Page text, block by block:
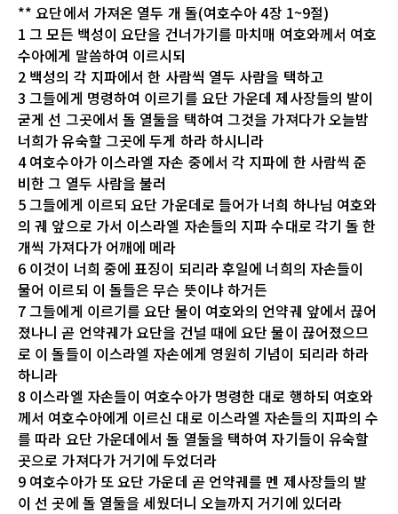
** 요단에서 가져온 열두 개 돌(여호수아 4장 1~9절)
1 그 모든 백성이 요단을 건너가기를 마치매 여호와께서 여호
수아에게 말씀하여 이르시되
2 백성의 각 지파에서 한 사람씩 열두 사람을 택하고
3 그들에게 명령하여 이르기를 요단 가운데 제사장들의 발이
굳게 선 그곳에서 돌 열둘을 택하여 그것을 가져다가 오늘밤
너희가 유숙할 그곳에 두게 하라 하시니라
4 여호수아가 이스라엘 자손 중에서 각 지파에 한 사람씩 준
비한 그 열두 사람을 불러
5 그들에게 이르되 요단 가운데로 들어가 너희 하나님 여호와
의 궤 앞으로 가서 이스라엘 자손들의 지파 수대로 각기 돌 한
개씩 가져다가 어깨에 메라
6 이것이 너희 중에 표징이 되리라 후일에 너희의 자손들이
물어 이르되 이 돌들은 무슨 뜻이냐 하거든
7 그들에게 이르기를 요단 물이 여호와의 언약궤 앞에서 끊어
졌나니 곧 언약궤가 요단을 건널 때에 요단 물이 끊어졌으므
로 이 돌들이 이스라엘 자손에게 영원히 기념이 되리라 하라
하니라
8 이스라엘 자손들이 여호수아가 명령한 대로 행하되 여호와
께서 여호수아에게 이르신 대로 이스라엘 자손들의 지파의 수
를 따라 요단 가운데에서 돌 열둘을 택하여 자기들이 유숙할
곳으로 가져다가 거기에 두었더라
9 여호수아가 또 요단 가운데 곧 언약궤를 멘 제사장들의 발
이 선 곳에 돌 열둘을 세웠더니 오늘까지 거기에 있더라